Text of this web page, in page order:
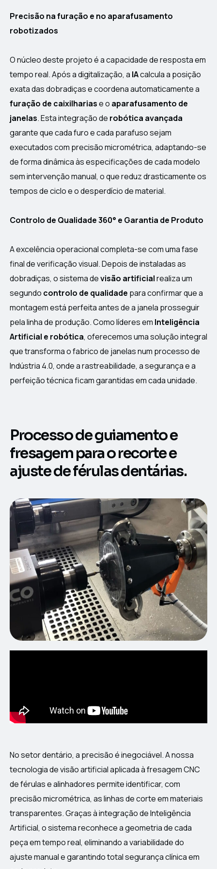
Precisão na furação e no aparafusamento
robotizados
O núcleo deste projeto é a capacidade de resposta em
tempo real. Após a digitalização, a IAcalcula a posição
exata das dobradiças e coordena automaticamente a
furação de caixilhariase o aparafusamento de
janelas. Esta integração de robótica avançada
garante que cada furo e cada parafuso sejam
executados com precisão micrométrica, adaptando-se
de forma dinâmica às especificações de cada modelo
sem intervenção manual, o que reduz drasticamente os
tempos de ciclo e o desperdício de material.
Controlo de Qualidade 360° e Garantia de Produto
A excelência operacional completa-se com uma fase
final de verificação visual. Depois de instaladas as
dobradiças, o sistema devisão artificialrealiza um
segundo controlo de qualidade para confirmar que a
montagem está perfeita antes de a janela prosseguir
pela linha de produção. Como líderes em Inteligência
Artificial e robótica, oferecemos uma solução integral
que transforma o fabrico de janelas num processo de
Indústria 4.0, onde a rastreabilidade, a segurança e a
perfeição técnica ficam garantidas em cada unidade.
Processo de guiamento e
fresagem para o recorte e
ajuste de férulas dentárias.
No setor dentário, a precisão é inegociável. A nossa
tecnologia de visão artificial aplicada à fresagem CNC
de férulas e alinhadores permite identificar, com
precisão micrométrica, as linhas de corte em materiais
transparentes. Graças à integração de Inteligência
Artificial, o sistema reconhece a geometria de cada
peça em tempo real, eliminando a variabilidade do
ajuste manual e garantindo total segurança clínica em